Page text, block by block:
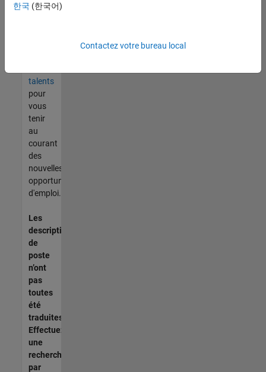
à vos
talents
pour
vous
tenir
au
courant
des
nouvelles
opportunités
d'emploi.
Les
descriptions
de
poste
n’ont
pas
toutes
été
traduites.
Effectuez
une
recherche
par
한국 (한국어)
Contactez votre bureau local